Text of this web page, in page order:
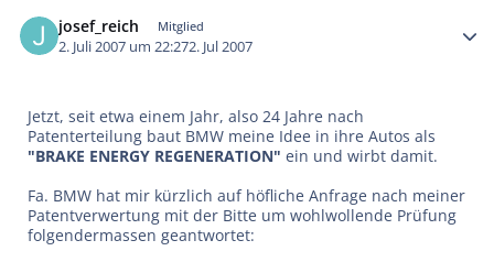
josef_reich Mitglied
2. Juli 2007 um 22:272. Jul 2007
Jetzt, seit etwa einem Jahr, also 24 Jahre nach
Patenterteilung baut BMW meine Idee in ihre Autos als
"BRAKE ENERGY REGENERATION"ein und wirbt damit.
Fa. BMW hat mir kürzlich auf höfliche Anfrage nach meiner
Patentverwertung mit der Bitte um wohlwollende Prüfung
folgendermassen geantwortet: